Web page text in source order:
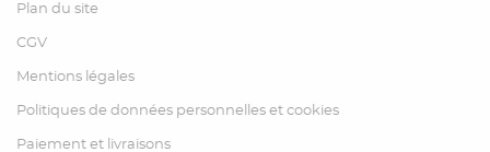
Plan du site
CGV
Mentions légales
Politiques de données personnelles et cookies
Paiement et livraisons